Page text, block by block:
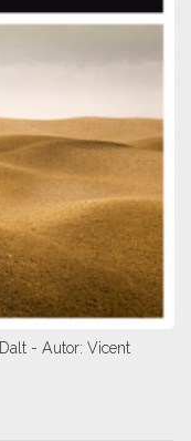
- Autor: Vicent